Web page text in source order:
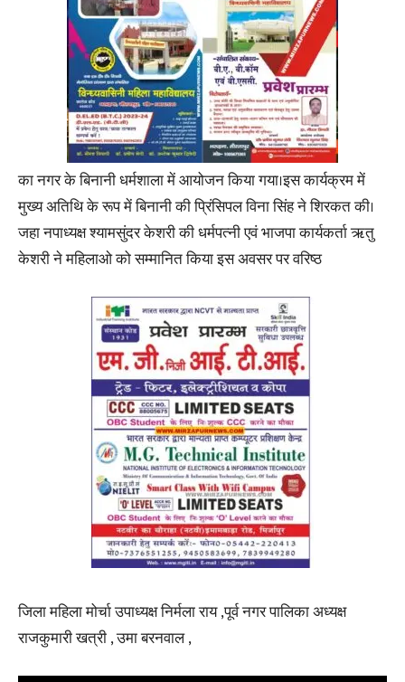
का नगर के बिनानी धर्मशाला में आयोजन किया गया।इस कार्यक्रम में
मुख्य अतिथि के रूप में बिनानी की प्रिंसिपल विना सिंह ने शिरकत की।
जहा नपाध्यक्ष श्यामसुंदर केशरी की धर्मपत्नी एवं भाजपा कार्यकर्ता ऋतु
केशरी ने महिलाओ को सम्मानित किया इस अवसर पर वरिष्ठ
जिला महिला मोर्चा उपाध्यक्ष निर्मला राय ,पूर्व नगर पालिका अध्यक्ष
राजकुमारी खत्री , उमा बरनवाल ,